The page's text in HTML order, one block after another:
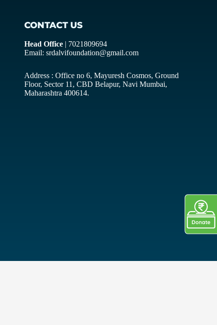
CONTACT US
Head Office | 7021809694
Email: srdalvifoundation@gmail.com
Address : Office no 6, Mayuresh Cosmos, Ground
Floor, Sector 11, CBD Belapur, Navi Mumbai,
Maharashtra 400614.